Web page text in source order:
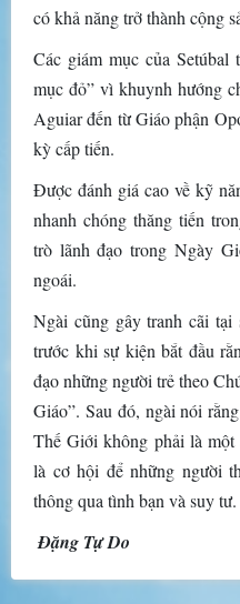
có khả năng trở thành cộng
Các giám mục của
mục đỏ” vì khuynh hướng
Aguiar đến từ Giáo phận
kỳ cấp tiến.
Được đánh giá cao về kỹ
nhanh chóng thăng tiến
trò lãnh đạo trong Ngày
ngoái.
Ngài cũng gây tranh cãi
trước khi sự kiện bắt đầu
đạo những người trẻ theo
Giáo”. Sau đó, ngài nói
Thế Giới không phải là một
là cơ hội để những người
thông qua tình bạn và suy tư.
Đặng Tự Do